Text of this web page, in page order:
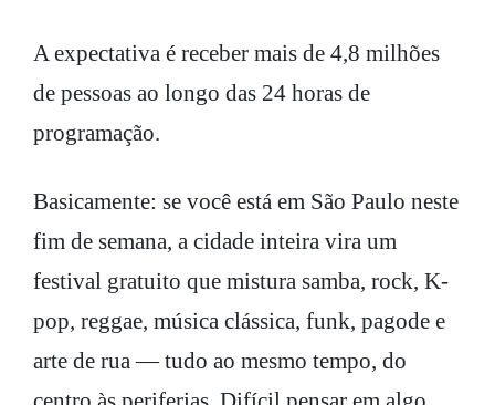
A expectativa é receber mais de 4,8 milhões
de pessoas ao longo das 24 horas de
programação.
Basicamente: se você está em São Paulo neste
fim de semana, a cidade inteira vira um
festival gratuito que mistura samba, rock, K-
pop, reggae, música clássica, funk, pagode e
arte de rua — tudo ao mesmo tempo, do